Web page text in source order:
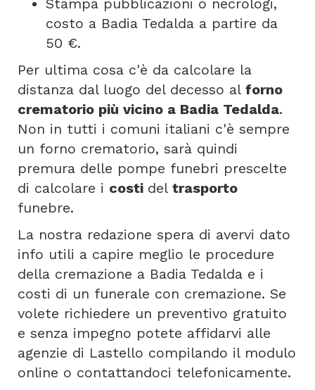
Stampa pubblicazioni o necrologi,
costo a Badia Tedalda a partire da
50 €.
Per ultima cosa c'è da calcolare la
distanza dal luogo del decesso al forno
crematorio più vicino a Badia Tedalda.
Non in tutti i comuni italiani c'è sempre
un forno crematorio, sarà quindi
premura delle pompe funebri prescelte
di calcolare i costi del trasporto
funebre.
La nostra redazione spera di avervi dato
info utili a capire meglio le procedure
della cremazione a Badia Tedalda e i
costi di un funerale con cremazione. Se
volete richiedere un preventivo gratuito
e senza impegno potete affidarvi alle
agenzie di Lastello compilando il modulo
online o contattandoci telefonicamente.